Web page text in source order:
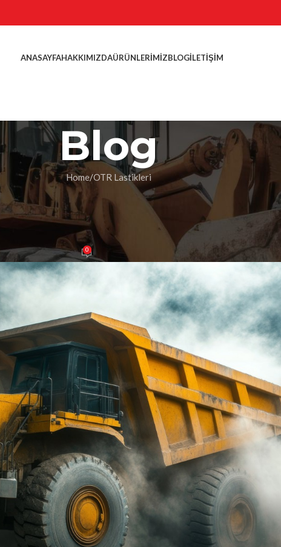
ANASAYFAHAKKIMIZDAÜRÜNLERIMIZ
ÜRÜN KATEGORILERI
Forklift Lastiği
Havalı Set Forklift Lastiği
Liman Lastiği
YENI
Loader Lastiği
Ekskavatör & Greyder Lastiği
Bobcat & Mini Loader Lastiği
BLOGİLETIŞIM
Blog
Home OTR Lastikleri
LASTIKLERI
Dengesi Nasıl Kurulur?
Rehber
On 24 Kasım 2025 0